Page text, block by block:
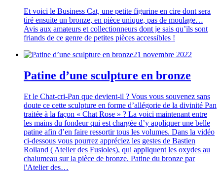
Et voici le Business Cat, une petite figurine en cire dont sera
tiré ensuite un bronze, en pièce unique, pas de moulage…
Avis aux amateurs et collectionneurs dont je sais qu’ils sont
friands de ce genre de petites pièces accessibles !
21 novembre 2022
Patine d’une sculpture en bronze
Et le Chat-cri-Pan que devient-il ? Vous vous souvenez sans
doute ce cette sculpture en forme d’allégorie de la divinité Pan
traitée à la façon « Chat Rose » ? La voici maintenant entre
les mains du fondeur qui est chargée d’y appliquer une belle
patine afin d’en faire ressortir tous les volumes. Dans la vidéo
ci-dessous vous pourrez appréciez les gestes de Bastien
Roiland ( Atelier des Fusioles), qui appliquent les oxydes au
chalumeau sur la pièce de bronze. Patine du bronze par
l'Atelier des…